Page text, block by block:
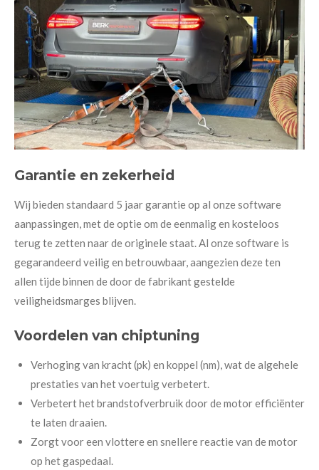
Garantie en zekerheid
Wij bieden standaard 5 jaar garantie op al onze software
aanpassingen, met de optie om de eenmalig en kosteloos
terug te zetten naar de originele staat. Al onze software is
gegarandeerd veilig en betrouwbaar, aangezien deze ten
allen tijde binnen de door de fabrikant gestelde
veiligheidsmarges blijven.
Voordelen van chiptuning
Verhoging van kracht (pk) en koppel (nm), wat de algehele
prestaties van het voertuig verbetert.
Verbetert het brandstofverbruik door de motor efficiënter
te laten draaien.
Zorgt voor een vlottere en snellere reactie van de motor
op het gaspedaal.